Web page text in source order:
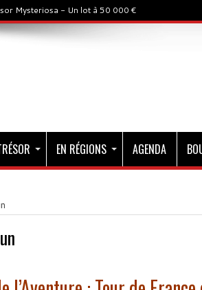
Mysteriosa - Un lot à 50 000 €
EN RÉGIONS AGENDA